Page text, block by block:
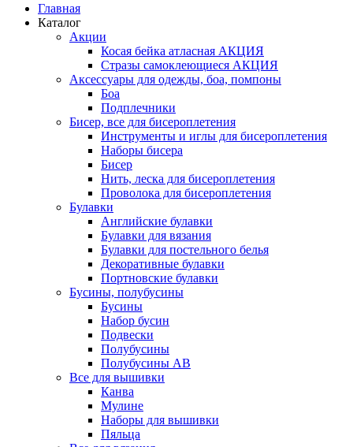
Главная
Каталог
Акции
Косая бейка атласная АКЦИЯ
Стразы самоклеющиеся АКЦИЯ
Аксессуары для одежды, боа, помпоны
Боа
Подплечники
Бисер, все для бисероплетения
Инструменты и иглы для бисероплетения
Наборы бисера
Бисер
Нить, леска для бисероплетения
Проволока для бисероплетения
Булавки
Английские булавки
Булавки для вязания
Булавки для постельного белья
Декоративные булавки
Портновские булавки
Бусины, полубусины
Бусины
Набор бусин
Подвески
Полубусины
Полубусины AB
Все для вышивки
Канва
Мулине
Наборы для вышивки
Пяльца